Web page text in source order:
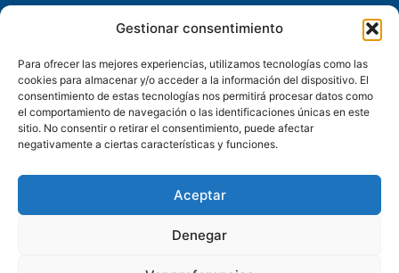
Gestionar consentimiento
Para ofrecer las mejores experiencias, utilizamos tecnologías como las
cookies para almacenar y/o acceder a la información del dispositivo. El
consentimiento de estas tecnologías nos permitirá procesar datos como
el comportamiento de navegación o las identificaciones únicas en este
sitio. No consentir o retirar el consentimiento, puede afectar
negativamente a ciertas características y funciones.
Aceptar
Denegar
C.
2, 14900
Lucena,
Córdoba
CA DE
PRIVA
POLÍTI
CA DE
COOKI